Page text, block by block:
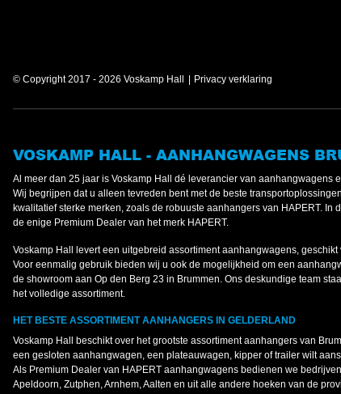
© Copyright 2017 - 2026 Voskamp Hall Privacy verklaring
VOSKAMP HALL - AANHANGWAGENS
Al meer dan 25 jaar is Voskamp Hall dé leverancier van aanhangwagens
Wij begrijpen dat u alleen tevreden bent met de beste
kwalitatief sterke merken, zoals de robuuste aanhangers van HAPERT.
de enige Premium Dealer van het merk HAPERT.
Voskamp Hall levert een uitgebreid assortiment aanhangwagens,
Voor eenmalig gebruik bieden wij u ook de mogelijkheid om een
de showroom aan Op den Berg 23 in Brummen. Ons deskundige team
het volledige assortiment.
HET BESTE ASSORTIMENT AANHANGERS IN GELDERLAND
Voskamp Hall beschikt over het grootste assortiment aanhangers van
een gesloten aanhangwagen, een plateauwagen, kipper of trailer wilt
Als Premium Dealer van HAPERT aanhangwagens bedienen we
Apeldoorn, Zutphen, Arnhem, Aalten en uit alle andere hoeken van de